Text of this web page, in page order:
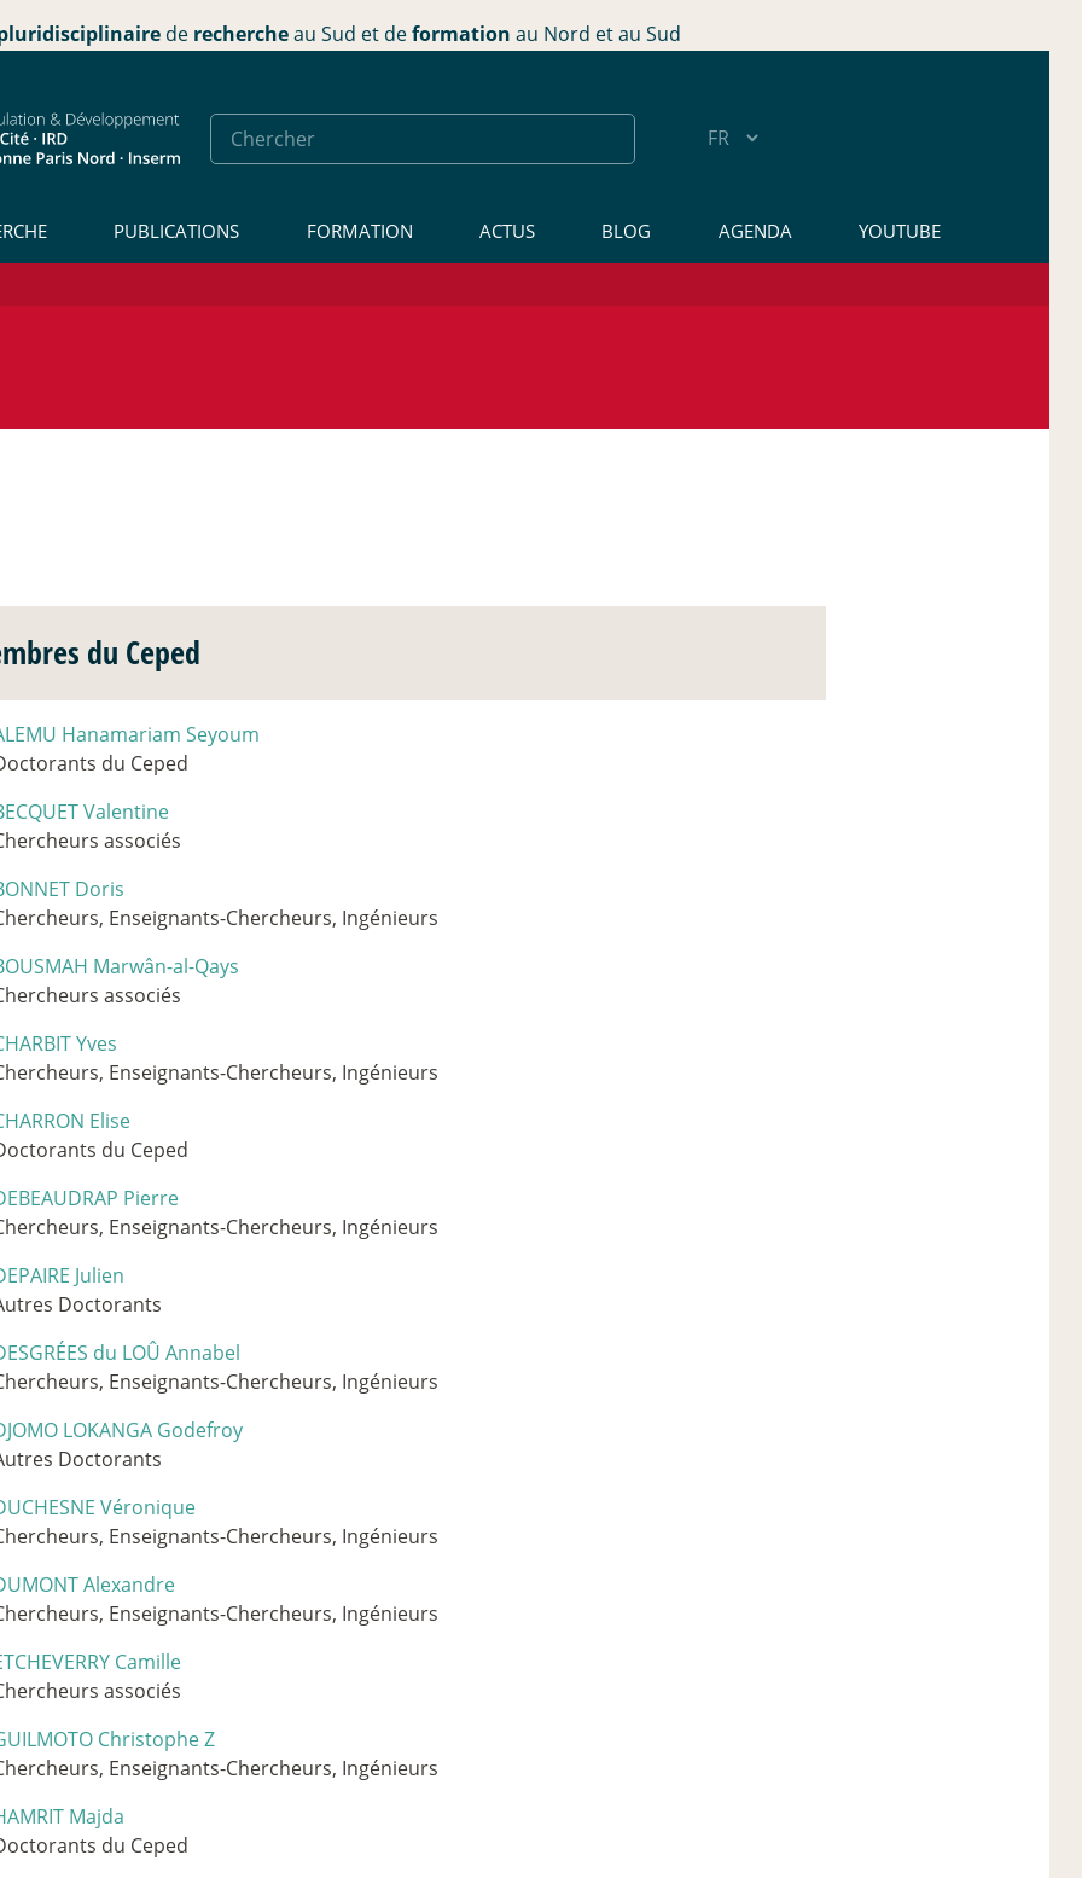
de rechercheau Sud et deformation au Nord et au Sud
PUBLICATIONS FORMATION ACTUS BLOG AGENDA YOUTUBE
du Ceped
Hanamariam Seyoum
du Ceped
Valentine
associés
Doris
Enseignants-Chercheurs, Ingénieurs
Marwân-al-Qays
associés
Yves
Enseignants-Chercheurs, Ingénieurs
Elise
du Ceped
Pierre
Enseignants-Chercheurs, Ingénieurs
Julien
Doctorants
du LOÛ Annabel
Enseignants-Chercheurs, Ingénieurs
LOKANGA Godefroy
Doctorants
Véronique
Enseignants-Chercheurs, Ingénieurs
Alexandre
Enseignants-Chercheurs, Ingénieurs
Camille
associés
Christophe Z
Enseignants-Chercheurs, Ingénieurs
Majda
du Ceped